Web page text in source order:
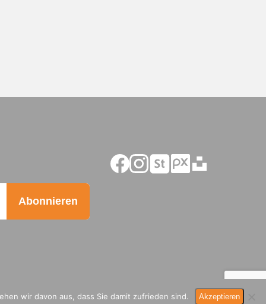
wir davon aus, dass Sie damit zufrieden sind. Ak­zep­tie­ren